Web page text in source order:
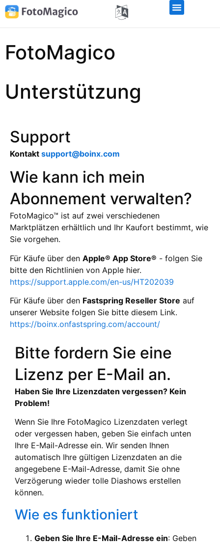
FotoMagico
Unterstützung
Support
Kontakt support@boinx.com
Wie kann ich mein
Abonnement verwalten?
FotoMagico™ ist auf zwei verschiedenen
Marktplätzen erhältlich und Ihr Kaufort bestimmt, wie
Sie vorgehen.
Für Käufe über den Apple® App Store® - folgen Sie
bitte den Richtlinien von Apple hier.
https://support.apple.com/en-us/HT202039
Für Käufe über den Fastspring Reseller Store auf
unserer Website folgen Sie bitte diesem Link.
https://boinx.onfastspring.com/account/
Bitte fordern Sie eine
Lizenz per E-Mail an.
Haben Sie Ihre Lizenzdaten vergessen? Kein
Problem!
Wenn Sie Ihre FotoMagico Lizenzdaten verlegt
oder vergessen haben, geben Sie einfach unten
Ihre E-Mail-Adresse ein. Wir senden Ihnen
automatisch Ihre gültigen Lizenzdaten an die
angegebene E-Mail-Adresse, damit Sie ohne
Verzögerung wieder tolle Diashows erstellen
können.
Wie es funktioniert
Geben Sie Ihre E-Mail-Adresse ein: Geben